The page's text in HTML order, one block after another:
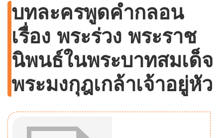
บทละครพูดคำกลอน
เรื่อง พระร่วง พระราช
นิพนธ์ในพระบาทสมเด็จ
พระมงกุฎเกล้าเจ้าอยู่หัว